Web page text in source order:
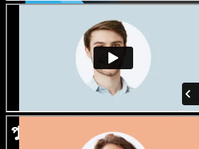
পুরুষ-নারী ভেদে নানান উচ্চারণে